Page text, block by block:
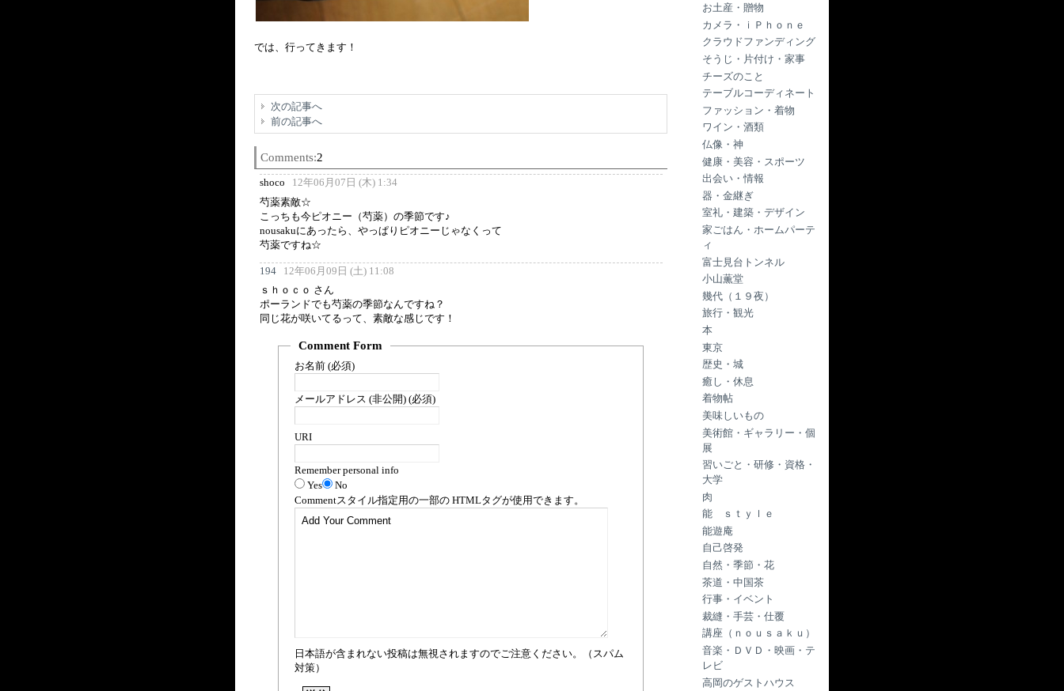
では、行ってきます！
次の記事へ
前の記事へ
Comments:2
shoco
12年06月07日 (木) 1:34
芍薬素敵☆
こっちも今ピオニー（芍薬）の季節です♪
nousakuにあったら、やっぱりピオニーじゃなくって
芍薬ですね☆
194
12年06月09日 (土) 11:08
ｓｈｏｃｏ さん
ポーランドでも芍薬の季節なんですね？
同じ花が咲いてるって、素敵な感じです！
Comment Form
お名前 (必須)
メールアドレス (非公開) (必須)
URI
Remember personal info
Yes
No
Commentスタイル指定用の一部の HTMLタグが使用できます。
日本語が含まれない投稿は無視されますのでご注意ください。（スパム
対策）
お土産・贈物
カメラ・ｉＰｈｏｎｅ
クラウドファンディング
そうじ・片付け・家事
チーズのこと
テーブルコーディネート
ファッション・着物
ワイン・酒類
仏像・神
健康・美容・スポーツ
出会い・情報
器・金継ぎ
室礼・建築・デザイン
家ごはん・ホームパーテ
ィ
富士見台トンネル
小山薫堂
幾代（１９夜）
旅行・観光
本
東京
歴史・城
癒し・休息
着物帖
美味しいもの
美術館・ギャラリー・個
展
習いごと・研修・資格・
大学
肉
能 ｓｔｙｌｅ
能遊庵
自己啓発
自然・季節・花
茶道・中国茶
行事・イベント
裁縫・手芸・仕覆
講座（ｎｏｕｓａｋｕ）
音楽・ＤＶＤ・映画・テ
レビ
高岡のゲストハウス